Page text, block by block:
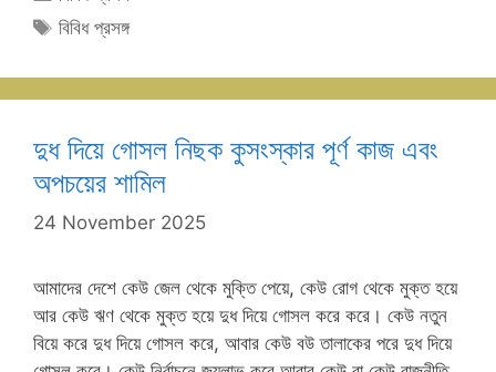
Tags
বিবিধ প্রসঙ্গ
দুধ দিয়ে গোসল নিছক কুসংস্কার পূর্ণ কাজ এবং
অপচয়ের শামিল
24 November 2025
আমাদের দেশে কেউ জেল থেকে মুক্তি পেয়ে, কেউ রোগ থেকে মুক্ত হয়ে
আর কেউ ঋণ থেকে মুক্ত হয়ে দুধ দিয়ে গোসল করে করে। কেউ নতুন
বিয়ে করে দুধ দিয়ে গোসল করে, আবার কেউ বউ তালাকের পরে দুধ দিয়ে